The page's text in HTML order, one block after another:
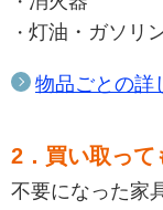
灯油・ガソリ
物品ごとの詳
2．買い取って
不要になった家